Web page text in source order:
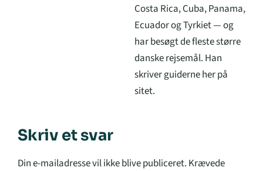
Costa Rica, Cuba, Panama,
Ecuador og Tyrkiet — og
har besøgt de fleste større
danske rejsemål. Han
skriver guiderne her på
sitet.
Skriv et svar
Din e-mailadresse vil ikke blive publiceret. Krævede